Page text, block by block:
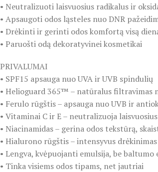
• Neutralizuoti laisvuosius radikalus ir
• Apsaugoti odos ląsteles nuo DNR
• Drėkinti ir gerinti odos komfortą visą
• Paruošti odą dekoratyvinei kosmetikai
PRIVALUMAI
• SPF15 apsauga nuo UVA ir UVB spindulių
• Helioguard 365™ – natūralus filtravimas
• Ferulo rūgštis – apsauga nuo UVB ir
• Vitaminai C ir E – neutralizuoja
• Niacinamidas – gerina odos tekstūrą,
• Hialurono rūgštis – intensyvus
• Lengva, kvėpuojanti emulsija, be baltumo
• Tinka visiems odos tipams, net jautriai